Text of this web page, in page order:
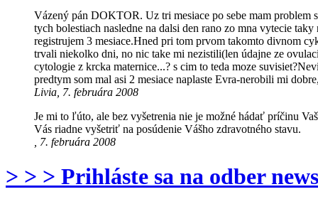
Vázený pán DOKTOR. Uz tri mesiace po sebe mam problem
tych bolestiach nasledne na dalsi den rano zo mna vytecie
registrujem 3 mesiace.Hned pri tom prvom takomto divnom
trvali niekolko dni, no nic take mi nezistili(len údajne ze
cytologie z krcka maternice...? s cim to teda moze
predtym som mal asi 2 mesiace naplaste Evra-nerobili mi
Livia, 7. februára 2008
Je mi to ľúto, ale bez vyšetrenia nie je možné hádať príčinu
Vás riadne vyšetriť na posúdenie Vášho zdravotného stavu.
, 7. februára 2008
> > > Prihláste sa na odber